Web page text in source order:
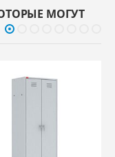
МОГУТ